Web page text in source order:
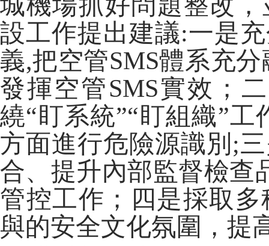
設工作提出建議:一是
義,把空管SMS體系充
發揮空管SMS實效；
繞“盯系統”“盯組織”
方面進行危險源識別;
合、提升內部監督檢查
管控工作；四是採取
與的安全文化氛圍，提